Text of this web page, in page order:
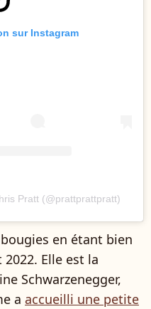
sur Instagram
Pratt (@prattprattpratt)
en étant bien
Elle est la
Schwarzenegger,
a accueilli une petite